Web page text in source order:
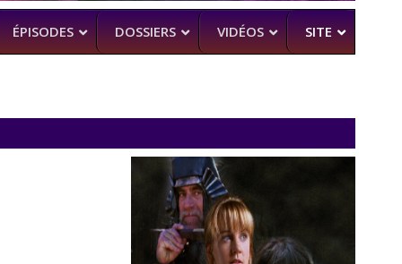
(BEA SMITH)
ÉPISODES DOSSIERS VIDÉOS SITE